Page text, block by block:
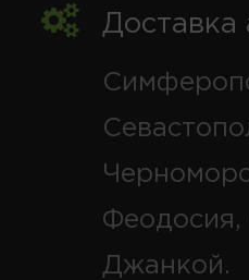
Доставка
Джанкой.